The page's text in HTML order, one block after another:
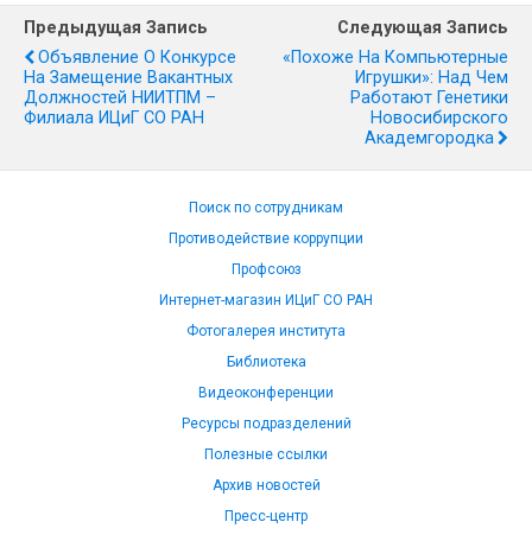
Предыдущая Запись
Объявление О Конкурсе
На Замещение Вакантных
Должностей НИИТПМ –
Филиала ИЦиГ СО РАН
Следующая Запись
«Похоже На Компьютерные
Игрушки»: Над Чем
Работают Генетики
Новосибирского
Академгородка
Поиск по сотрудникам
Противодействие коррупции
Профсоюз
Интернет-магазин ИЦиГ СО РАН
Фотогалерея института
Библиотека
Видеоконференции
Ресурсы подразделений
Полезные ссылки
Архив новостей
Пресс-центр